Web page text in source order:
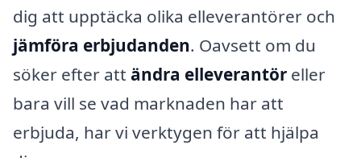
dig att upptäcka olika elleverantörer och
jämföra erbjudanden. Oavsett om du
söker efter att ändra elleverantör eller
bara vill se vad marknaden har att
erbjuda, har vi verktygen för att hjälpa